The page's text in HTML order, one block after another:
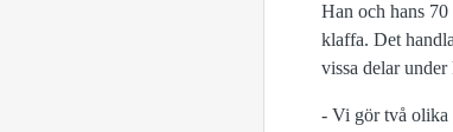
Han och hans
klaffa. Det
vissa delar
- Vi gör två olika